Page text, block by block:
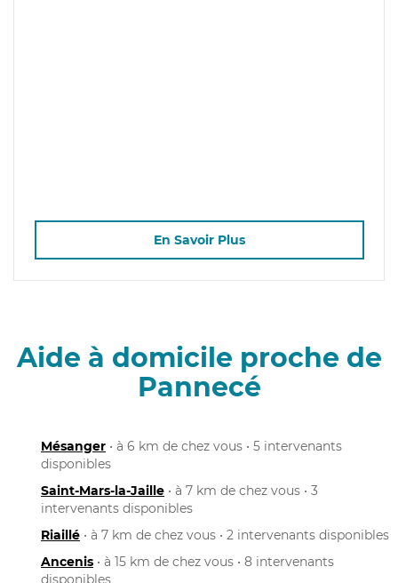
En Savoir Plus
Aide à domicile proche de
Pannecé
Mésanger • à 6 km de chez vous • 5 intervenants
disponibles
Saint-Mars-la-Jaille • à 7 km de chez vous • 3
intervenants disponibles
Riaillé • à 7 km de chez vous • 2 intervenants disponibles
Ancenis • à 15 km de chez vous • 8 intervenants
disponibles